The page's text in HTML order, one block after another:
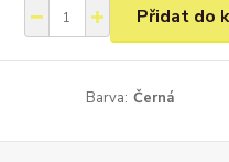
Přidat do
Barva: Černá